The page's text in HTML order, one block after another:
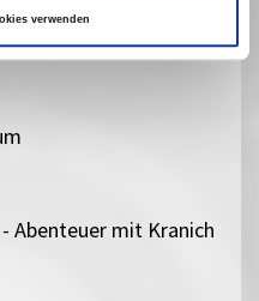
verwenden
für Kinder
Abenteuer mit Kranich